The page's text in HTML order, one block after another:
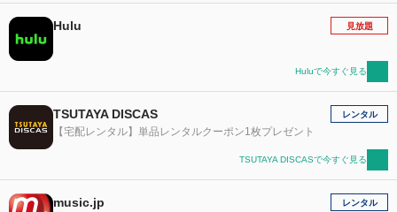
Hulu 見放題
Huluで今すぐ見る
TSUTAYA DISCAS
【宅配レンタル】単品レンタルクーポン1枚プレゼント
レンタル
TSUTAYA DISCASで今すぐ見る
music.jp レンタル